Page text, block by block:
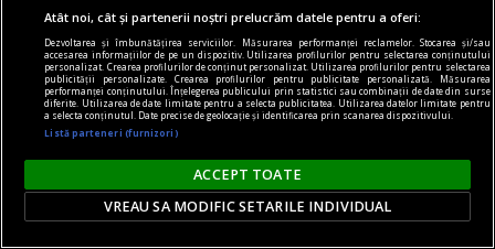
Atât noi, cât și partenerii noștri prelucrăm datele pentru a oferi:
Dezvoltarea și îmbunătățirea serviciilor. Măsurarea performanței reclamelor. Stocarea și/sau
accesarea informațiilor de pe un dispozitiv. Utilizarea profilurilor pentru selectarea conținutului
personalizat. Crearea profilurilor de conținut personalizat. Utilizarea profilurilor pentru selectarea
publicității personalizate. Crearea profilurilor pentru publicitate personalizată. Măsurarea
performanței conținutului. Înțelegerea publicului prin statistici sau combinații de date din surse
diferite. Utilizarea de date limitate pentru a selecta publicitatea. Utilizarea datelor limitate pentru
a selecta conținutul. Date precise de geolocație și identificarea prin scanarea dispozitivului.
Listă parteneri (furnizori)
ACCEPT TOATE
VREAU SA MODIFIC SETARILE INDIVIDUAL